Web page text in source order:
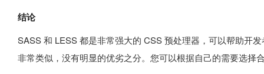
结论
SASS 和 LESS 都是非常强大的 CSS 预处理器，可以帮助开
非常类似，没有明显的优劣之分。您可以根据自己的需要选择